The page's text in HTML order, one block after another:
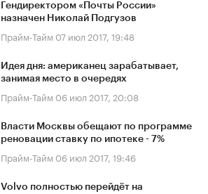
Гендиректором «Почты России»
назначен Николай Подгузов
Прайм-Тайм 07 июл 2017, 19:48
Идея дня: американец зарабатывает,
занимая место в очередях
Прайм-Тайм 06 июл 2017, 20:08
Власти Москвы обещают по программе
реновации ставку по ипотеке - 7%
Прайм-Тайм 06 июл 2017, 19:46
Volvo полностью перейдёт на